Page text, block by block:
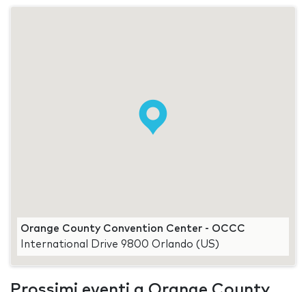
Orange County Convention Center - OCCC
International Drive 9800 Orlando (US)